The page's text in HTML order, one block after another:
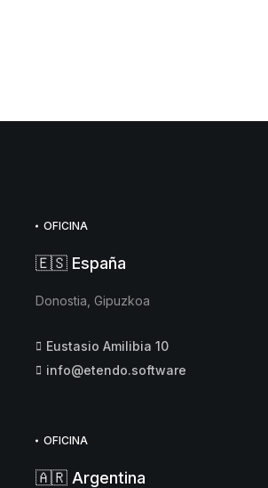
OFICINA
🇪🇸 España
Donostia, Gipuzkoa
Eustasio Amilibia 10
info@etendo.software
OFICINA
🇦🇷 Argentina